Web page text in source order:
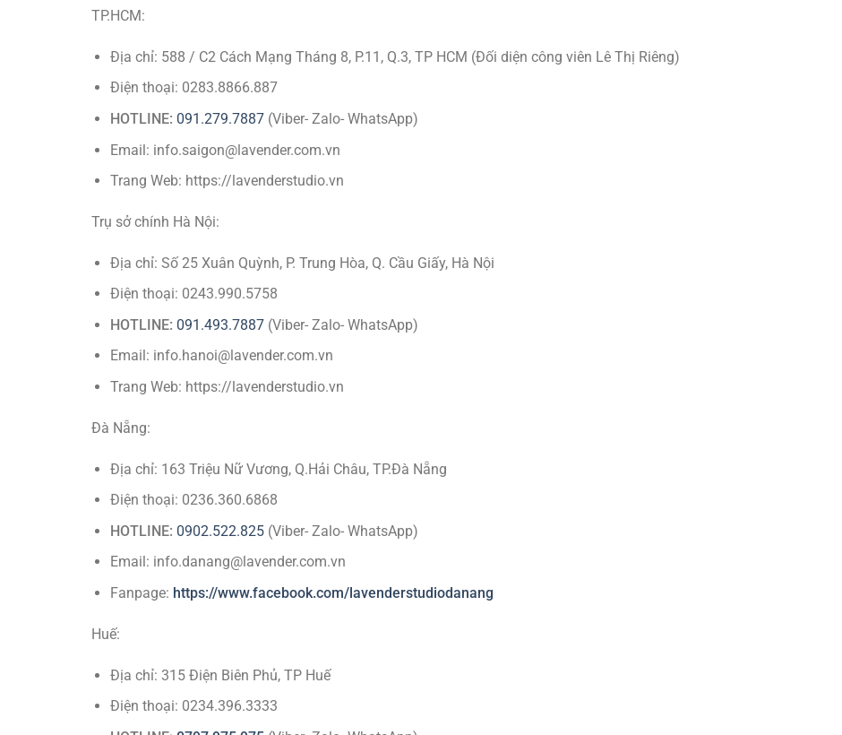
TP.HCM:
Địa chỉ: 588 / C2 Cách Mạng Tháng 8, P.11, Q.3, TP HCM (Đối diện công viên Lê Thị Riêng)
Điện thoại: 0283.8866.887
HOTLINE: 091.279.7887(Viber- Zalo- WhatsApp)
Email: info.saigon@lavender.com.vn
Trang Web: https://lavenderstudio.vn
Trụ sở chính Hà Nội:
Địa chỉ: Số 25 Xuân Quỳnh, P. Trung Hòa, Q. Cầu Giấy, Hà Nội
Điện thoại: 0243.990.5758
HOTLINE: 091.493.7887(Viber- Zalo- WhatsApp)
Email: info.hanoi@lavender.com.vn
Trang Web: https://lavenderstudio.vn
Đà Nẵng:
Địa chỉ: 163 Triệu Nữ Vương, Q.Hải Châu, TP.Đà Nẵng
Điện thoại: 0236.360.6868
HOTLINE: 0902.522.825(Viber- Zalo- WhatsApp)
Email: info.danang@lavender.com.vn
Fanpage: https://www.facebook.com/lavenderstudiodanang
Huế:
Địa chỉ: 315 Điện Biên Phủ, TP Huế
Điện thoại: 0234.396.3333